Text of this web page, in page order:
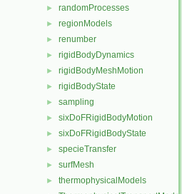
► randomProcesses
► regionModels
► renumber
► rigidBodyDynamics
► rigidBodyMeshMotion
► rigidBodyState
► sampling
► sixDoFRigidBodyMotion
► sixDoFRigidBodyState
► specieTransfer
► surfMesh
► thermophysicalModels